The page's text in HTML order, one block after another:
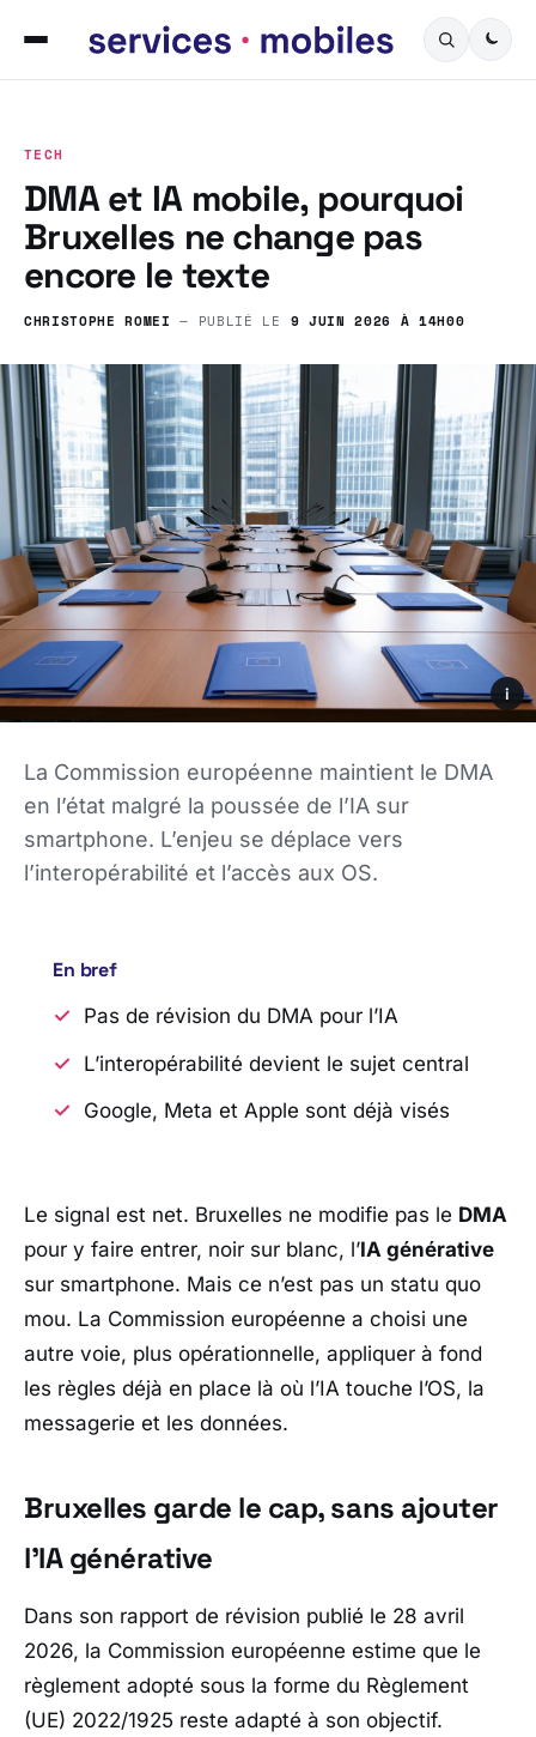
TECH
DMA et IA mobile, pourquoi
Bruxelles ne change pas
encore le texte
CHRISTOPHE ROMEI — PUBLIÉ LE 9 JUIN 2026 À 14H00
i
La Commission européenne maintient le DMA
en l’état malgré la poussée de l’IA sur
smartphone. L’enjeu se déplace vers
l’interopérabilité et l’accès aux OS.
En bref
Pas de révision du DMA pour l’IA
L’interopérabilité devient le sujet central
Google, Meta et Apple sont déjà visés
Le signal est net. Bruxelles ne modifie pas le DMA
pour y faire entrer, noir sur blanc, l’IA générative
sur smartphone. Mais ce n’est pas un statu quo
mou. La Commission européenne a choisi une
autre voie, plus opérationnelle, appliquer à fond
les règles déjà en place là où l’IA touche l’OS, la
messagerie et les données.
Bruxelles garde le cap, sans ajouter
l’IA générative
Dans son rapport de révision publié le 28 avril
2026, la Commission européenne estime que le
règlement adopté sous la forme du Règlement
(UE) 2022/1925 reste adapté à son objectif.